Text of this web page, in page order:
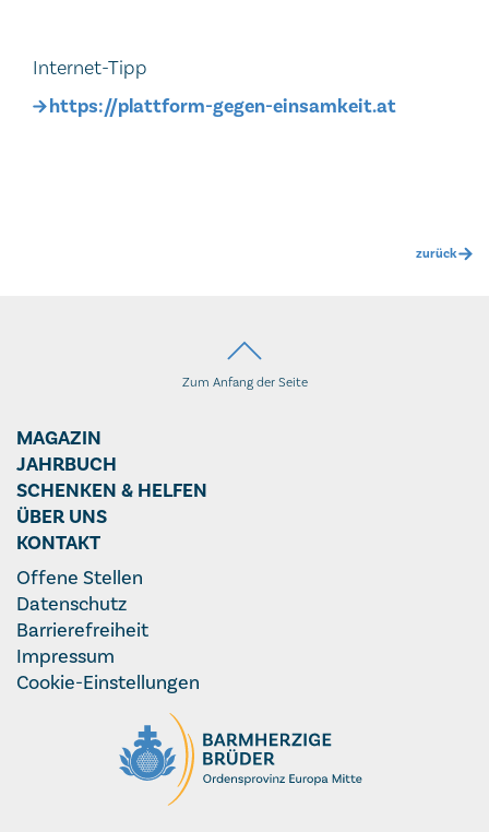
Internet-Tipp
https://plattform-gegen-einsamkeit.at
zurück
Zum Anfang der Seite
MAGAZIN
JAHRBUCH
SCHENKEN & HELFEN
ÜBER UNS
KONTAKT
Offene Stellen
Datenschutz
Barrierefreiheit
Impressum
Cookie-Einstellungen